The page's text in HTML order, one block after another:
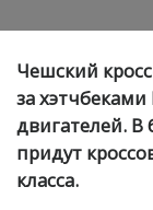
Чешский
за
двигателей. В
придут
класса.